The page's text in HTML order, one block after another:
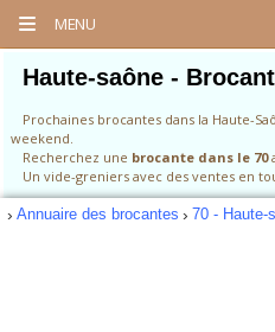
MENU
Haute-saône -
Prochaines brocantes dans la Haute-
weekend.
Recherchez une brocante dans le 70
Un vide-greniers avec des ventes en
Annuaire des brocantes 70 - Haute-